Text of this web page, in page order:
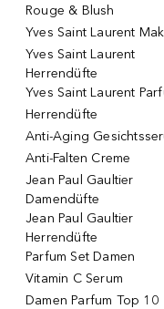
Rouge & Blush
Yves Saint Laurent
Yves Saint Laurent
Herrendüfte
Yves Saint Laurent
Herrendüfte
Anti-Aging
Anti-Falten Creme
Jean Paul Gaultier
Damendüfte
Jean Paul Gaultier
Herrendüfte
Parfum Set Damen
Vitamin C Serum
Damen Parfum Top 10